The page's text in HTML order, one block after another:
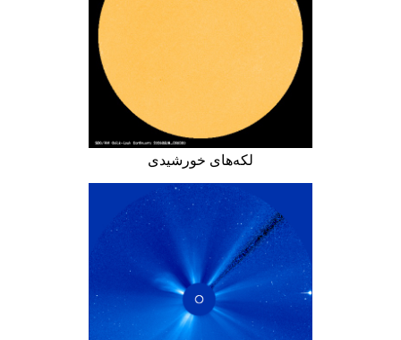
لکه‌های خورشیدی